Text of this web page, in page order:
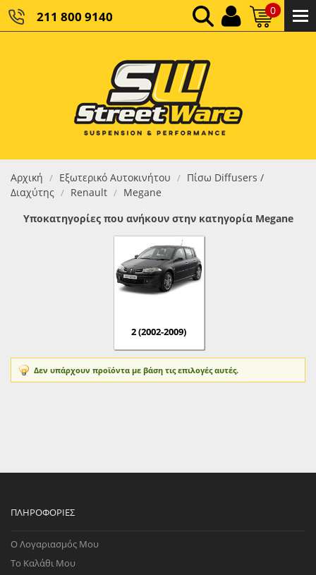
211 800 9140 0
ΚΑΘΑΡΌ ΣΎΝΟΛΟ:
ΤΕΛΙΚΌ ΣΎΝΟΛΟ:0,00 €
Αρχική / Εξωτερικό Αυτοκινήτου / Πίσω Diffusers /
Διαχύτης / Renault / Megane
Υποκατηγορίες που ανήκουν στην κατηγορία Megane
2 (2002-2009)
Δεν υπάρχουν προϊόντα με βάση τις επιλογές αυτές.
ΠΛΗΡΟΦΟΡΊΕΣ
Ο Λογαριασμός Μου
Το Καλάθι Μου